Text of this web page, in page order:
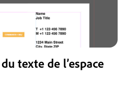
texte de l’espace